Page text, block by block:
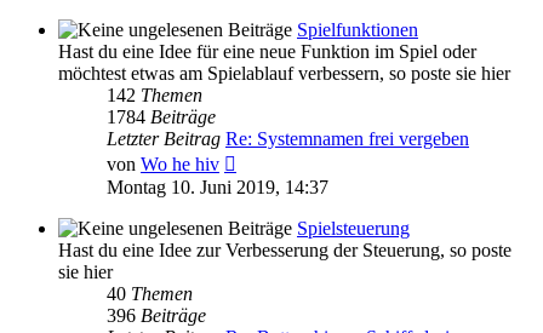
Spielfunktionen
Hast du eine Idee für eine neue Funktion im Spiel oder
möchtest etwas am Spielablauf verbessern, so poste sie hier
142 Themen
1784 Beiträge
Letzter Beitrag Re: Systemnamen frei vergeben
von Wo he hiv
Beitrag
Montag 10. Juni 2019, 14:37
Spielsteuerung
Hast du eine Idee zur Verbesserung der Steuerung, so poste
sie hier
40 Themen
396 Beiträge